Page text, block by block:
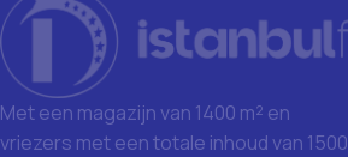
Met een magazijn van 1400 m² en
vriezers met een totale inhoud van 1500